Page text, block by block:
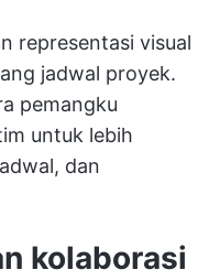
representasi visual
jadwal proyek.
pemangku
untuk lebih
dan
kolaborasi